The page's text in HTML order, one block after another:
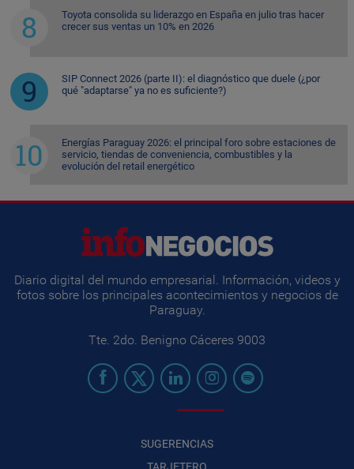
Toyota consolida su liderazgo en España en julio tras hacer
crecer sus ventas un 10% en 2026
SIP Connect 2026 (parte II): el diagnóstico que duele (¿por
qué "adaptarse" ya no es suficiente?)
Energías Paraguay 2026: el principal foro sobre estaciones de
servicio, tiendas de conveniencia, combustibles y la
evolución del retail energético
Diario digital del mundo empresarial. Información, videos y
fotos sobre los principales acontecimientos y negocios de
Paraguay.
Tte. 2do. Benigno Cáceres 9003
SUGERENCIAS